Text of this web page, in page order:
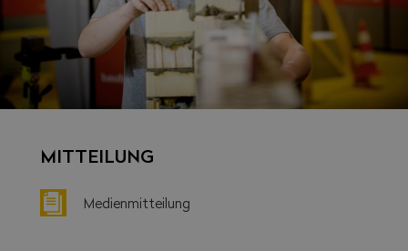
MITTEILUNG
Medienmitteilung